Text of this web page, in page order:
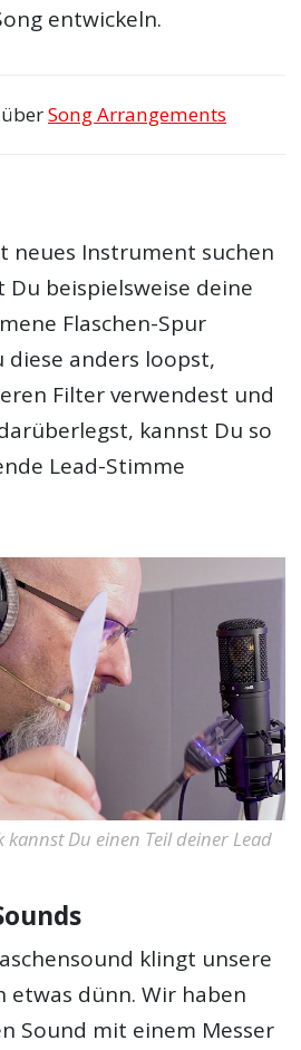
entwickeln.
Song Arrangements
neues Instrument suchen
Du beispielsweise deine
Flaschen-Spur
diese anders loopst,
Filter verwendest und
kannst Du so
Lead-Stimme
kannst Du einen Teil deiner Lead
klingt unsere
etwas dünn. Wir haben
Sound mit einem Messer